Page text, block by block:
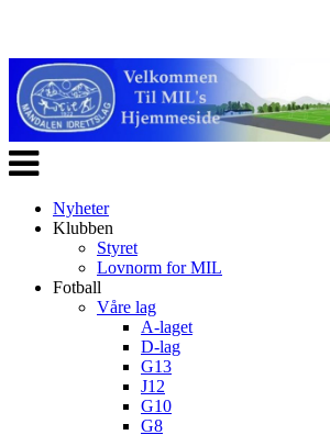
Veksle
navigasjon
Nyheter
Klubben
Styret
Lovnorm for MIL
Fotball
Våre lag
A-laget
D-lag
G13
J12
G10
G8